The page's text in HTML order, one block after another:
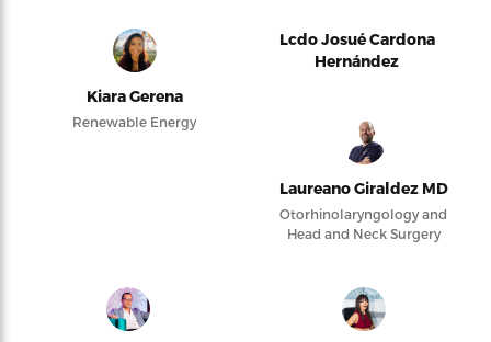
Kiara Gerena
Renewable Energy
Lcdo Josué Cardona
Hernández
Laureano Giraldez MD
Otorhinolaryngology and
Head and Neck Surgery